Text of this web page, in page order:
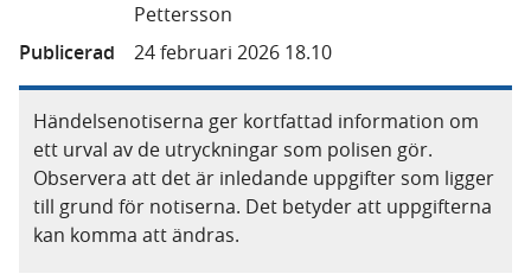
Pettersson
Publicerad
24 februari 2026 18.10
Händelsenotiserna ger kortfattad information om
ett urval av de utryckningar som polisen gör.
Observera att det är inledande uppgifter som ligger
till grund för notiserna. Det betyder att uppgifterna
kan komma att ändras.